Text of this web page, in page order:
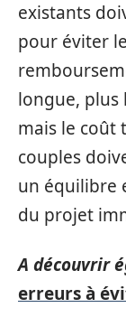
existants
pour éviter
longue, plus
mais le coût
couples
un équilibre
du projet
A découvrir
erreurs à